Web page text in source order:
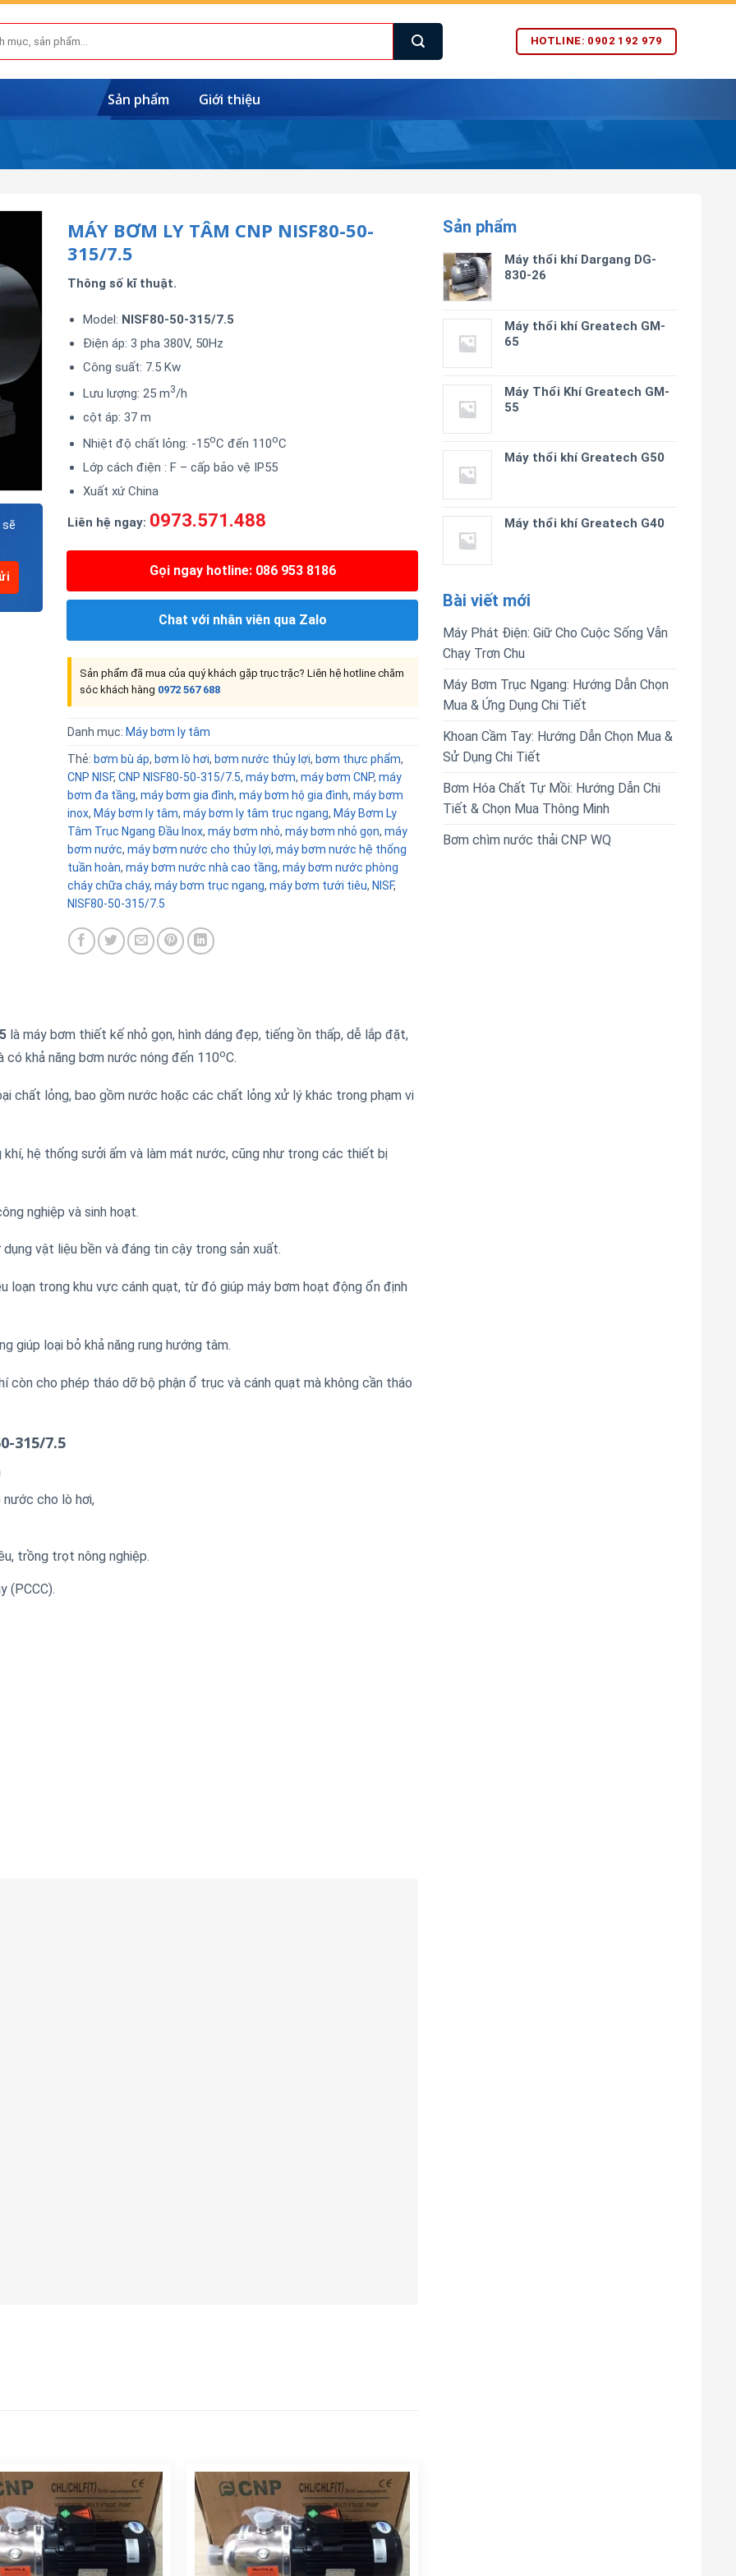
HOTLINE: 0902 192 979
Sản phẩm Giới thiệu
Sản phẩm
Máy thổi khí Dargang DG-
830-26
Máy thổi khí Greatech GM-
65
Máy Thổi Khí Greatech GM-
55
Máy thổi khí Greatech G50
Máy thổi khí Greatech G40
Bài viết mới
Máy Phát Điện: Giữ Cho Cuộc Sống Vẫn
Chạy Trơn Chu
Máy Bơm Trục Ngang: Hướng Dẫn Chọn
Mua & Ứng Dụng Chi Tiết
Khoan Cầm Tay: Hướng Dẫn Chọn Mua &
Sử Dụng Chi Tiết
Bơm Hóa Chất Tự Mồi: Hướng Dẫn Chi
Tiết & Chọn Mua Thông Minh
Bơm chìm nước thải CNP WQ
sẽ
MÁY BƠM LY TÂM CNP NISF80-50-
315/7.5
Thông số kĩ thuật.
Model: NISF80-50-315/7.5
Điện áp: 3 pha 380V, 50Hz
Công suất: 7.5 Kw
Lưu lượng: 25 m3/h
cột áp: 37 m
Nhiệt độ chất lỏng: -15oC đến 110oC
Lớp cách điện : F – cấp bảo vệ IP55
Xuất xứ China
Liên hệ ngay: 0973.571.488
Gọi ngay hotline: 086 953 8186
Chat với nhân viên qua Zalo
Sản phẩm đã mua của quý khách gặp trục trặc? Liên hệ hotline chăm
sóc khách hàng 0972 567 688
Danh mục: Máy bơm ly tâm
Thẻ: bơm bù áp, bơm lò hơi, bơm nước thủy lợi, bơm thực phẩm,
CNP NISF, CNP NISF80-50-315/7.5, máy bơm, máy bơm CNP, máy
bơm đa tầng, máy bơm gia đình, máy bơm hộ gia đình, máy bơm
inox, Máy bơm ly tâm, máy bơm ly tâm trục ngang, Máy Bơm Ly
Tâm Trục Ngang Đầu Inox, máy bơm nhỏ, máy bơm nhỏ gọn, máy
bơm nước, máy bơm nước cho thủy lợi, máy bơm nước hệ thống
tuần hoàn, máy bơm nước nhà cao tầng, máy bơm nước phòng
cháy chữa cháy, máy bơm trục ngang, máy bơm tưới tiêu, NISF,
NISF80-50-315/7.5
là máy bơm thiết kế nhỏ gọn, hình dáng đẹp, tiếng ồn thấp, dễ lắp đặt,
khả năng bơm nước nóng đến 110oC.
chất lỏng, bao gồm nước hoặc các chất lỏng xử lý khác trong phạm vi
hệ thống sưởi ấm và làm mát nước, cũng như trong các thiết bị
nghiệp và sinh hoạt.
vật liệu bền và đáng tin cậy trong sản xuất.
loạn trong khu vực cánh quạt, từ đó giúp máy bơm hoạt động ổn định
giúp loại bỏ khả năng rung hướng tâm.
còn cho phép tháo dỡ bộ phận ổ trục và cánh quạt mà không cần tháo
315/7.5
cho lò hơi,
trồng trọt nông nghiệp.
(PCCC).
LY TÂM TRỤC NGANG
CNP CHL 4-30
MÁY BƠM LY TÂM TRỤC NGANG
ĐA TẦNG CNP CHL 12-20